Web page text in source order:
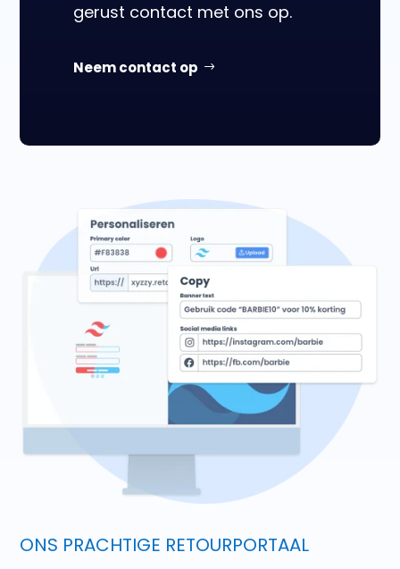
gerust contact met ons op.
Neem contact op
ONS PRACHTIGE RETOURPORTAAL